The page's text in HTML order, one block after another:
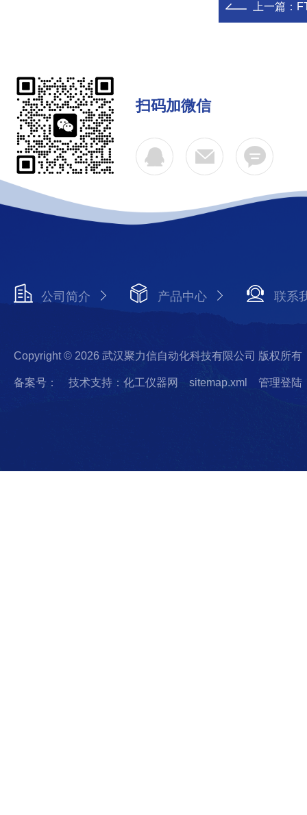
上一篇：
扫码加微信
公司简介 产品中心 联系
Copyright © 2026 武汉聚力信自动化科技有限公司 版权所有
备案号： 技术支持：化工仪器网 sitemap.xml 管理登陆